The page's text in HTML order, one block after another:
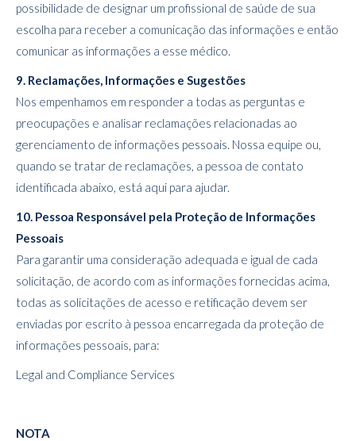
possibilidade de designar um profissional de saúde de sua
escolha para receber a comunicação das informações e então
comunicar as informações a esse médico.
9. Reclamações, Informações e Sugestões
Nos empenhamos em responder a todas as perguntas e
preocupações e analisar reclamações relacionadas ao
gerenciamento de informações pessoais. Nossa equipe ou,
quando se tratar de reclamações, a pessoa de contato
identificada abaixo, está aqui para ajudar.
10. Pessoa Responsável pela Proteção de Informações
Pessoais
Para garantir uma consideração adequada e igual de cada
solicitação, de acordo com as informações fornecidas acima,
todas as solicitações de acesso e retificação devem ser
enviadas por escrito à pessoa encarregada da proteção de
informações pessoais, para:
Legal and Compliance Services
NOTA